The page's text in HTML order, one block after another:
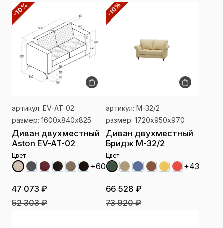
-10%
артикул: EV-AT-02
размер: 1600х840х825
Диван двухместный
Aston EV-AT-02
Цвет
+60
47 073 ₽
52 303 ₽
-10%
артикул: М-32/2
размер: 1720х950х970
Диван двухместный
Бридж М-32/2
Цвет
+43
66 528 ₽
73 920 ₽